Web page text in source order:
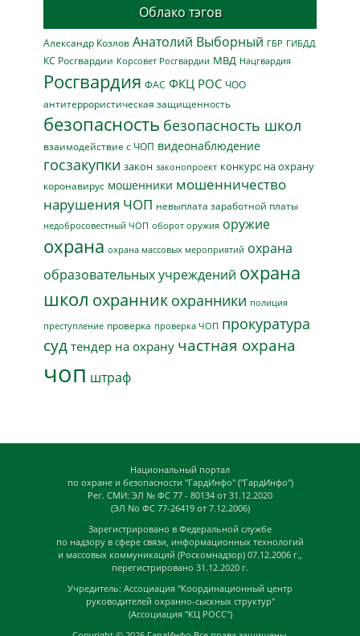
Облако тэгов
Александр Козлов Анатолий Выборный ГБР ГИБДД
КС Росгвардии Корсовет Росгвардии МВД Нацгвардия
Росгвардия ФАС ФКЦ РОС ЧОО
антитеррористическая защищенность
безопасность безопасность школ
взаимодействие с ЧОП видеонаблюдение
госзакупки закон законопроект конкурс на охрану
коронавирус мошенники мошенничество
нарушения ЧОП невыплата заработной платы
недобросовестный ЧОП оборот оружия оружие
охрана охрана массовых мероприятий охрана
образовательных учреждений охрана
школ охранник охранники полиция
преступление проверка проверка ЧОП прокуратура
суд тендер на охрану частная охрана
чоп штраф
Национальный портал
по охране и безопасности "ГардИнфо" ("ГардИнфо")
Рег. СМИ: ЭЛ № ФС 77 - 80134 от 31.12.2020
(ЭЛ No ФС 77-26419 от 7.12.2006)
Зарегистрировано в Федеральной службе
по надзору в сфере связи, информационных технологий
и массовых коммуникаций (Роскомнадзор) 07.12.2006 г.,
перегистрировано 31.12.2020 г.
Учредитель: Ассоциация "Координационный центр
руководителей охранно-сыскных структур"
(Ассоциация "КЦ РОСС")